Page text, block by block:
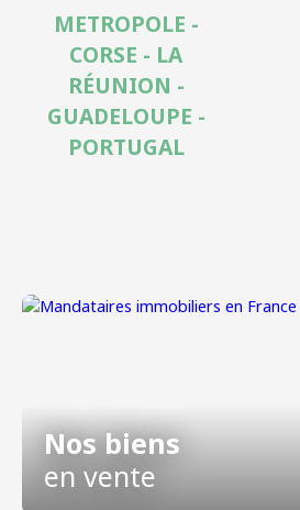
METROPOLE -
CORSE - LA
RÉUNION -
GUADELOUPE -
PORTUGAL
Nos biens
en vente